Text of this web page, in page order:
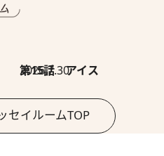
2026.7.30
第15話 アイス
セイルームTOP